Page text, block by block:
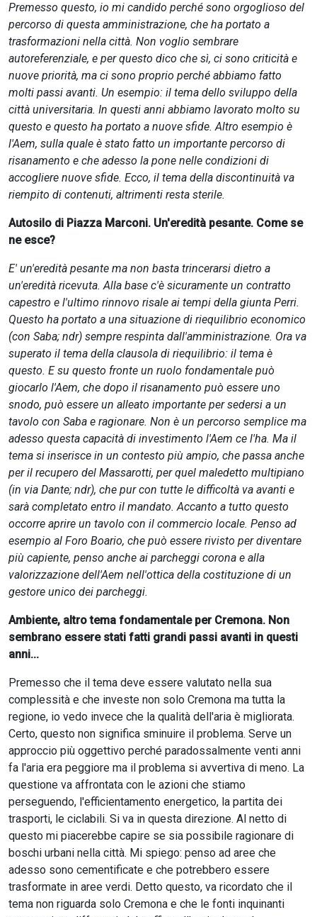
Premesso questo, io mi candido perché sono orgoglioso del
percorso di questa amministrazione, che ha portato a
trasformazioni nella città. Non voglio sembrare
autoreferenziale, e per questo dico che sì, ci sono criticità e
nuove priorità, ma ci sono proprio perché abbiamo fatto
molti passi avanti. Un esempio: il tema dello sviluppo della
città universitaria. In questi anni abbiamo lavorato molto su
questo e questo ha portato a nuove sfide. Altro esempio è
l'Aem, sulla quale è stato fatto un importante percorso di
risanamento e che adesso la pone nelle condizioni di
accogliere nuove sfide. Ecco, il tema della discontinuità va
riempito di contenuti, altrimenti resta sterile.
Autosilo di Piazza Marconi. Un'eredità pesante. Come se
ne esce?
E' un'eredità pesante ma non basta trincerarsi dietro a
un'eredità ricevuta. Alla base c'è sicuramente un contratto
capestro e l'ultimo rinnovo risale ai tempi della giunta Perri.
Questo ha portato a una situazione di riequilibrio economico
(con Saba; ndr) sempre respinta dall'amministrazione. Ora va
superato il tema della clausola di riequilibrio: il tema è
questo. E su questo fronte un ruolo fondamentale può
giocarlo l'Aem, che dopo il risanamento può essere uno
snodo, può essere un alleato importante per sedersi a un
tavolo con Saba e ragionare. Non è un percorso semplice ma
adesso questa capacità di investimento l'Aem ce l'ha. Ma il
tema si inserisce in un contesto più ampio, che passa anche
per il recupero del Massarotti, per quel maledetto multipiano
(in via Dante; ndr), che pur con tutte le difficoltà va avanti e
sarà completato entro il mandato. Accanto a tutto questo
occorre aprire un tavolo con il commercio locale. Penso ad
esempio al Foro Boario, che può essere rivisto per diventare
più capiente, penso anche ai parcheggi corona e alla
valorizzazione dell'Aem nell'ottica della costituzione di un
gestore unico dei parcheggi.
Ambiente, altro tema fondamentale per Cremona. Non
sembrano essere stati fatti grandi passi avanti in questi
anni...
Premesso che il tema deve essere valutato nella sua
complessità e che investe non solo Cremona ma tutta la
regione, io vedo invece che la qualità dell'aria è migliorata.
Certo, questo non significa sminuire il problema. Serve un
approccio più oggettivo perché paradossalmente venti anni
fa l'aria era peggiore ma il problema si avvertiva di meno. La
questione va affrontata con le azioni che stiamo
perseguendo, l'efficientamento energetico, la partita dei
trasporti, le ciclabili. Si va in questa direzione. Al netto di
questo mi piacerebbe capire se sia possibile ragionare di
boschi urbani nella città. Mi spiego: penso ad aree che
adesso sono cementificate e che potrebbero essere
trasformate in aree verdi. Detto questo, va ricordato che il
tema non riguarda solo Cremona e che le fonti inquinanti